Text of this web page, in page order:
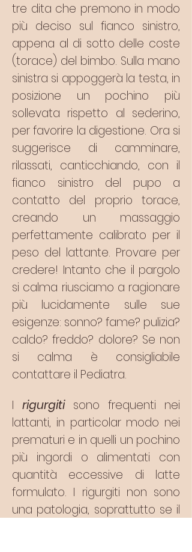
tre dita che premono in modo
più deciso sul fianco sinistro,
appena al di sotto delle coste
(torace) del bimbo. Sulla mano
sinistra si appoggerà la testa, in
posizione un pochino più
sollevata rispetto al sederino,
per favorire la digestione. Ora si
suggerisce di camminare,
rilassati, canticchiando, con il
fianco sinistro del pupo a
contatto del proprio torace,
creando un massaggio
perfettamente calibrato per il
peso del lattante. Provare per
credere! Intanto che il pargolo
si calma riusciamo a ragionare
più lucidamente sulle sue
esigenze: sonno? fame? pulizia?
caldo? freddo? dolore? Se non
si calma è consigliabile
contattare il Pediatra.
I rigurgiti sono frequenti nei
lattanti, in particolar modo nei
prematuri e in quelli un pochino
più ingordi o alimentati con
quantità eccessive di latte
formulato. I rigurgiti non sono
una patologia, soprattutto se il